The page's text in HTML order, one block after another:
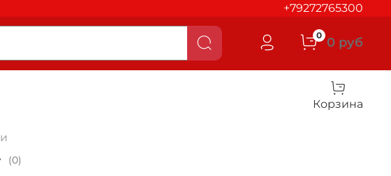
+79272765300
0 0 руб
Корзина
(0)